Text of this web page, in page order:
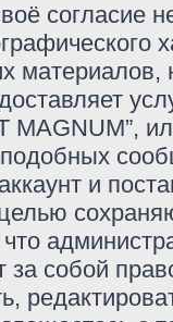
согласие
MAGNUM”,
и
за собой